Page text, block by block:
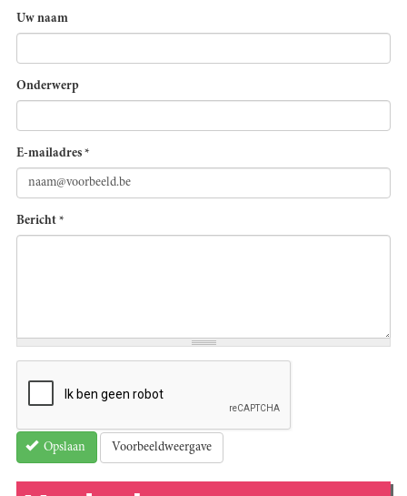
Uw naam
Onderwerp
E-mailadres *
Bericht *
Opslaan Voorbeeldweergave